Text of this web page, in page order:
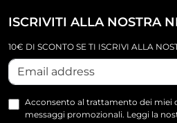
ISCRIVITI ALLA NOSTRA
10€ DI SCONTO SE TI ISCRIVI ALLA
Acconsento al trattamento dei miei
messaggi promozionali. Leggi la